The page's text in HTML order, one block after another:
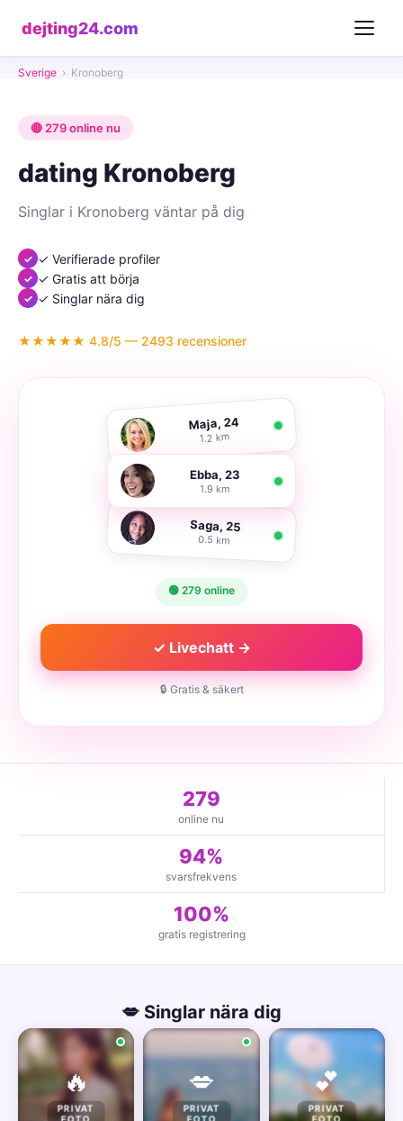
dejting24.com
Sverige › Kronoberg
🔴 279 online nu
dating Kronoberg
Singlar i Kronoberg väntar på dig
✓ Verifierade profiler
✓ Gratis att börja
✓ Singlar nära dig
★★★★★ 4.8/5 — 2493 recensioner
Maja, 24
1.2 km
Ebba, 23
1.9 km
Saga, 25
0.5 km
🟢 279 online
✓ Livechatt →
🔒 Gratis & säkert
279
online nu
94%
svarsfrekvens
100%
gratis registrering
💋 Singlar nära dig
🔥
PRIVAT
FOTO
💋
PRIVAT
FOTO
💕
PRIVAT
FOTO